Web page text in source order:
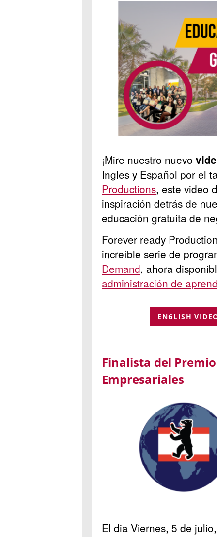
¡Mire nuestro nuevo
Ingles y Español por el
Productions, este video
inspiración detrás de
educación gratuita de
Forever ready
increíble serie de
Demand, ahora
administración de
ENGLISH
Finalista del
Empresariales
El dia Viernes, 5 de julio,